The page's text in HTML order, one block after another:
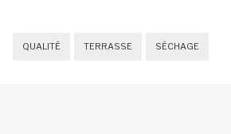
QUALITÉ TERRASSE SÉCHAGE